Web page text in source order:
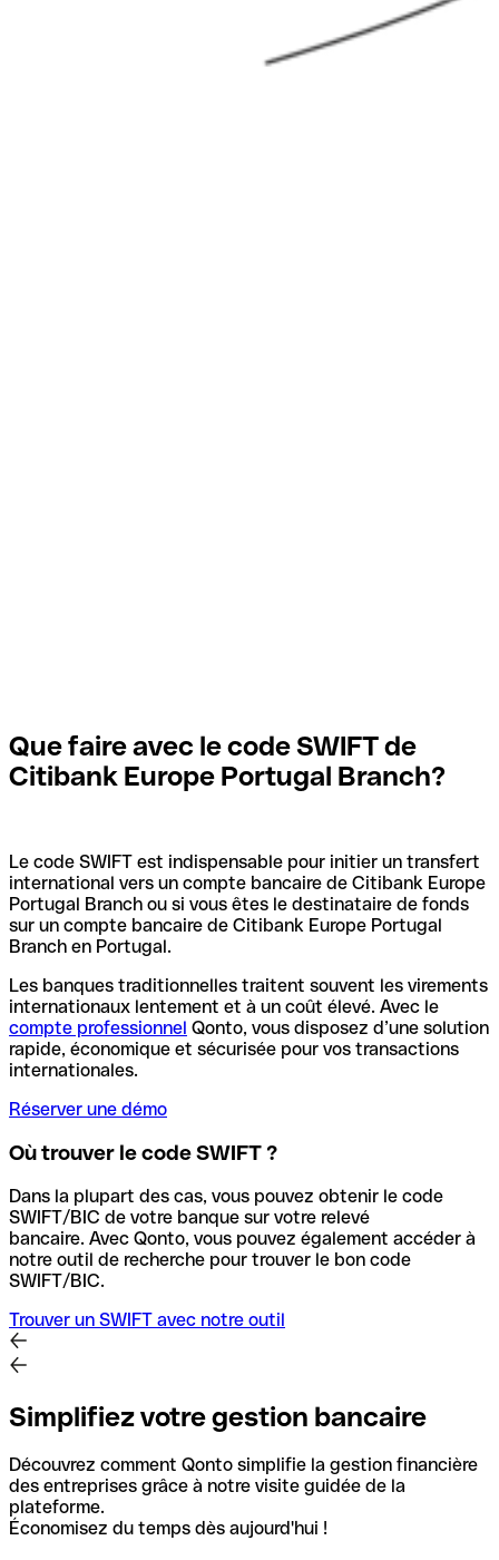
Que faire avec le code SWIFT de
Citibank Europe Portugal Branch?
Le code SWIFT est indispensable pour initier un transfert
international vers un compte bancaire de Citibank Europe
Portugal Branch ou si vous êtes le destinataire de fonds
sur un compte bancaire de Citibank Europe Portugal
Branch en Portugal.
Les banques traditionnelles traitent souvent les virements
internationaux lentement et à un coût élevé. Avec le
compte professionnel Qonto, vous disposez d’une solution
rapide, économique et sécurisée pour vos transactions
internationales.
Réserver une démo
Où trouver le code SWIFT ?
Dans la plupart des cas, vous pouvez obtenir le code
SWIFT/BIC de votre banque sur votre relevé
bancaire. Avec Qonto, vous pouvez également accéder à
notre outil de recherche pour trouver le bon code
SWIFT/BIC.
Trouver un SWIFT avec notre outil
Simplifiez votre gestion bancaire
Découvrez comment Qonto simplifie la gestion financière
des entreprises grâce à notre visite guidée de la
plateforme.
Économisez du temps dès aujourd'hui !